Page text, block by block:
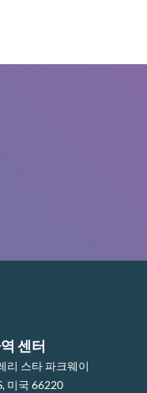
센터
리 스타 파크웨이
미국 66220